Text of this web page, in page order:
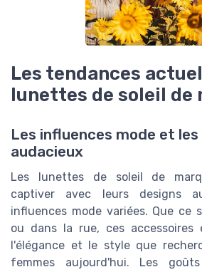
Les tendances
lunettes de soleil de
Les influences mode et les
audacieux
Les lunettes de soleil de
captiver avec leurs designs
influences mode variées. Que ce
ou dans la rue, ces accessoires
l'élégance et le style que
femmes aujourd'hui. Les